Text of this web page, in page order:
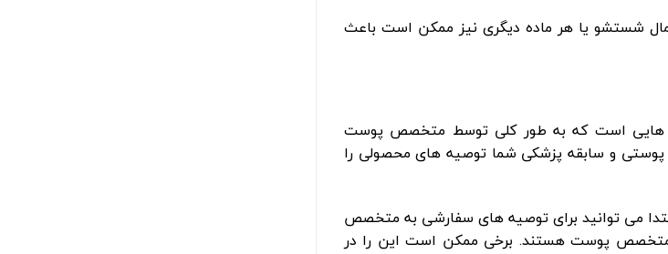
شستشو یا هر ماده دیگری نیز ممکن است باعث
هایی است که به طور کلی توسط متخصص پوست
و سابقه پزشکی شما توصیه های محصولی را
می توانید برای توصیه های سفارشی به متخصص
متخصص پوست هستند. برخی ممکن است این را در